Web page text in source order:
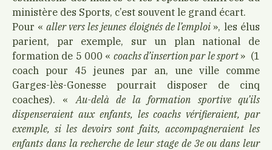
ministère des Sports, c’est souvent le grand écart.
Pour « aller vers les jeunes éloignés de l’emploi», les élus
parient, par exemple, sur un plan national de
formation de 5 000 « coachs d’insertion par le sport» (1
coach pour 45 jeunes par an, une ville comme
Garges-lès-Gonesse pourrait disposer de cinq
coaches). « Au-delà de la formation sportive qu’ils
dispenseraient aux enfants, les coachs vérifieraient, par
exemple, si les devoirs sont faits, accompagneraient les
enfants dans la recherche de leur stage de 3e ou dans leur